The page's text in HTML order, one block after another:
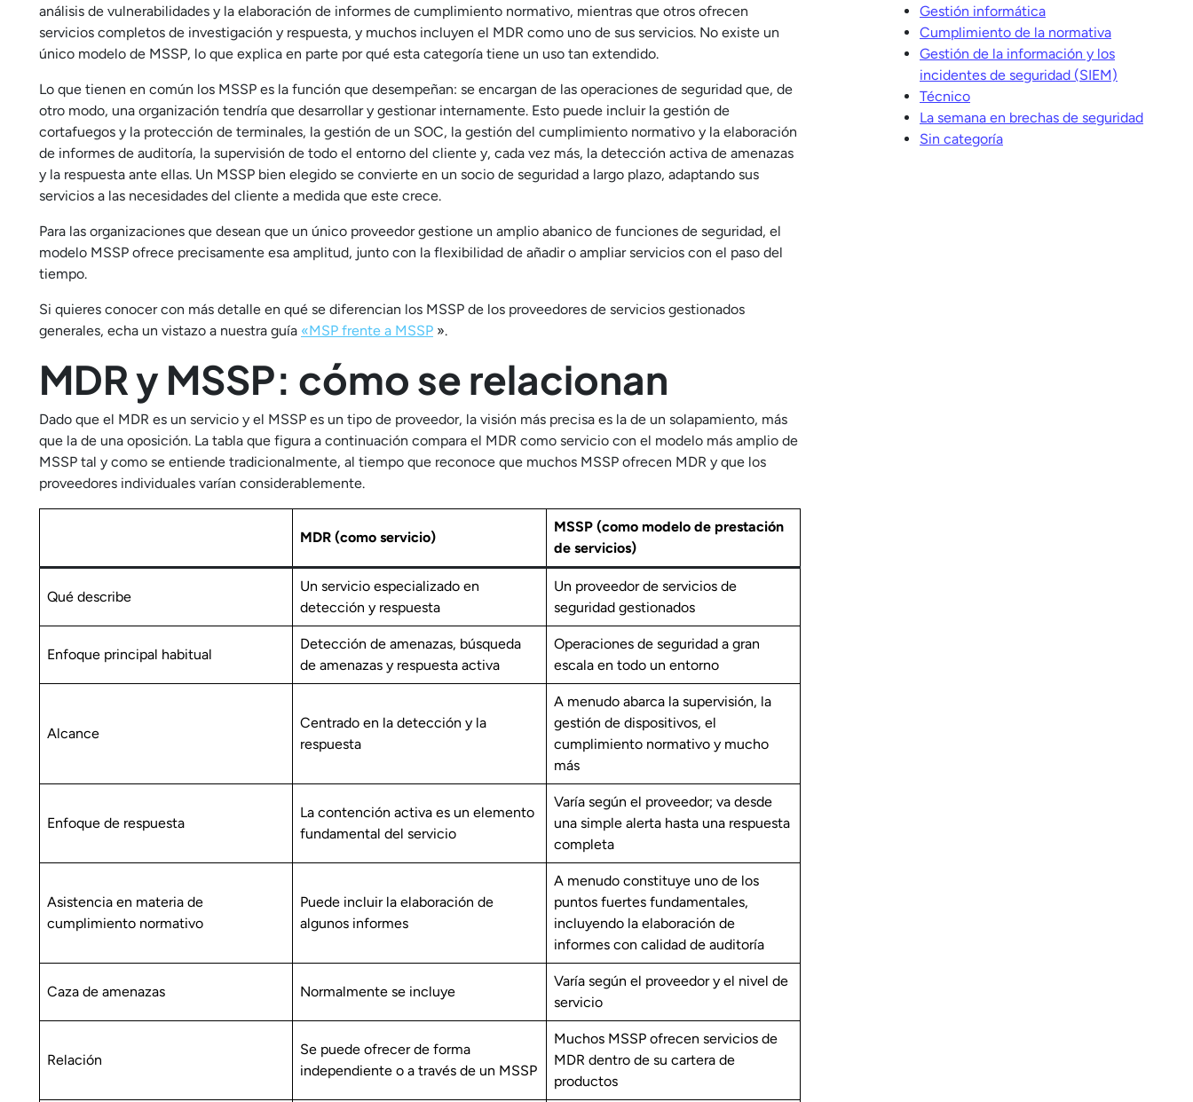
análisis de vulnerabilidades y la elaboración de informes de cumplimiento normativo, mientras que otros ofrecen
servicios completos de investigación y respuesta, y muchos incluyen el MDR como uno de sus servicios. No existe un
único modelo de MSSP, lo que explica en parte por qué esta categoría tiene un uso tan extendido.
Lo que tienen en común los MSSP es la función que desempeñan: se encargan de las operaciones de seguridad que, de
otro modo, una organización tendría que desarrollar y gestionar internamente. Esto puede incluir la gestión de
cortafuegos y la protección de terminales, la gestión de un SOC, la gestión del cumplimiento normativo y la elaboración
de informes de auditoría, la supervisión de todo el entorno del cliente y, cada vez más, la detección activa de amenazas
y la respuesta ante ellas. Un MSSP bien elegido se convierte en un socio de seguridad a largo plazo, adaptando sus
servicios a las necesidades del cliente a medida que este crece.
Para las organizaciones que desean que un único proveedor gestione un amplio abanico de funciones de seguridad, el
modelo MSSP ofrece precisamente esa amplitud, junto con la flexibilidad de añadir o ampliar servicios con el paso del
tiempo.
Si quieres conocer con más detalle en qué se diferencian los MSSP de los proveedores de servicios gestionados
generales, echa un vistazo a nuestra guía «MSP frente a MSSP ».
MDR y MSSP: cómo se relacionan
Dado que el MDR es un servicio y el MSSP es un tipo de proveedor, la visión más precisa es la de un solapamiento, más
que la de una oposición. La tabla que figura a continuación compara el MDR como servicio con el modelo más amplio de
MSSP tal y como se entiende tradicionalmente, al tiempo que reconoce que muchos MSSP ofrecen MDR y que los
proveedores individuales varían considerablemente.
MDR (como servicio)
MSSP (como modelo de prestación
de servicios)
Qué describe
Un servicio especializado en
detección y respuesta
Un proveedor de servicios de
seguridad gestionados
Enfoque principal habitual
Detección de amenazas, búsqueda
de amenazas y respuesta activa
Operaciones de seguridad a gran
escala en todo un entorno
Alcance
Centrado en la detección y la
respuesta
A menudo abarca la supervisión, la
gestión de dispositivos, el
cumplimiento normativo y mucho
más
Enfoque de respuesta
La contención activa es un elemento
fundamental del servicio
Varía según el proveedor; va desde
una simple alerta hasta una respuesta
completa
Asistencia en materia de
cumplimiento normativo
Puede incluir la elaboración de
algunos informes
A menudo constituye uno de los
puntos fuertes fundamentales,
incluyendo la elaboración de
informes con calidad de auditoría
Caza de amenazas Normalmente se incluye
Varía según el proveedor y el nivel de
servicio
Relación
Se puede ofrecer de forma
independiente o a través de un MSSP
Muchos MSSP ofrecen servicios de
MDR dentro de su cartera de
productos
Gestión informática
Cumplimiento de la normativa
Gestión de la información y los
incidentes de seguridad (SIEM)
Técnico
La semana en brechas de seguridad
Sin categoría